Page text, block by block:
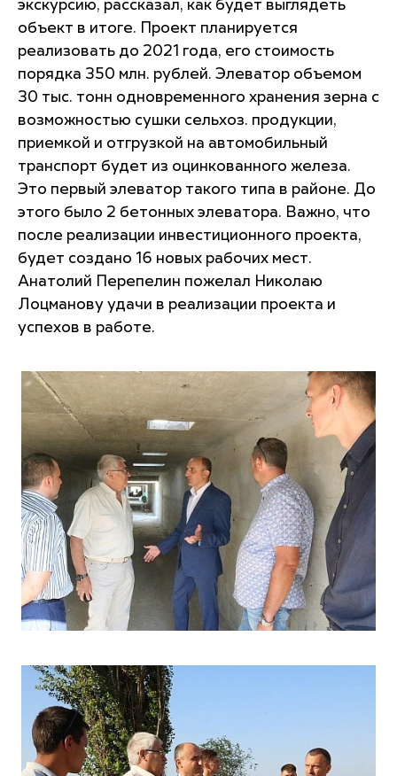
экскурсию, рассказал, как будет выглядеть
объект в итоге. Проект планируется
реализовать до 2021 года, его стоимость
порядка 350 млн. рублей. Элеватор объемом
30 тыс. тонн одновременного хранения зерна с
возможностью сушки сельхоз. продукции,
приемкой и отгрузкой на автомобильный
транспорт будет из оцинкованного железа.
Это первый элеватор такого типа в районе. До
этого было 2 бетонных элеватора. Важно, что
после реализации инвестиционного проекта,
будет создано 16 новых рабочих мест.
Анатолий Перепелин пожелал Николаю
Лоцманову удачи в реализации проекта и
успехов в работе.